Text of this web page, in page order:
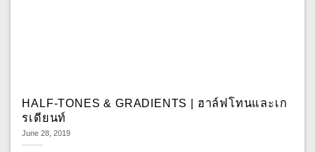
HALF-TONES & GRADIENTS | ฮาล์ฟโทนและเก
รเดียนท์
June 28, 2019